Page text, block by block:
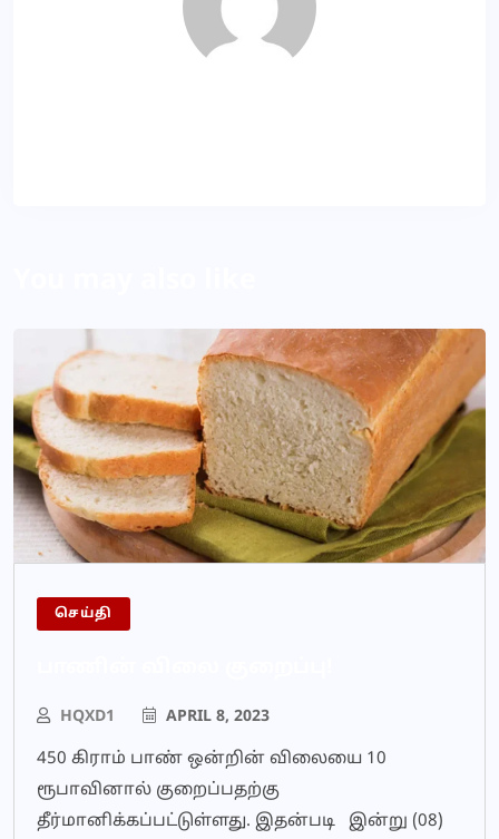
செய்தி
HQXD1 APRIL 8, 2023
450 கிராம் பாண் ஒன்றின் விலையை 10
ரூபாவினால் குறைப்பதற்கு
தீர்மானிக்கப்பட்டுள்ளது. இதன்படி இன்று (08)